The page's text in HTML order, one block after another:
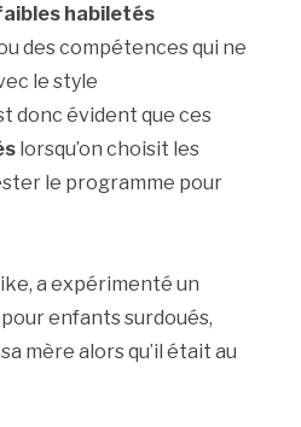
habiletés
des compétences qui ne
le style
donc évident que ces
lorsqu’on choisit les
le programme pour
a expérimenté un
pour enfants surdoués,
mère alors qu’il était au